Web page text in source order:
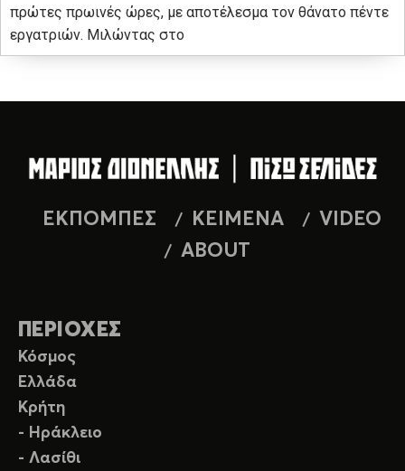
πρώτες πρωινές ώρες, με αποτέλεσμα τον θάνατο πέντε
εργατριών. Μιλώντας στο
ΕΚΠΟΜΠΕΣ ΚΕΙΜΕΝΑ
VIDEO
ABOUT
ΠΕΡΙΟΧΕΣ
Κόσμος
Ελλάδα
Κρήτη
- Ηράκλειο
- Λασίθι